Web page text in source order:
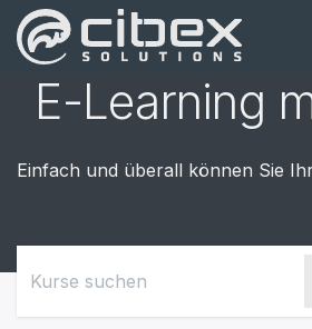
Zum Inhalt springen
E-Learning
Einfach und überall können Sie